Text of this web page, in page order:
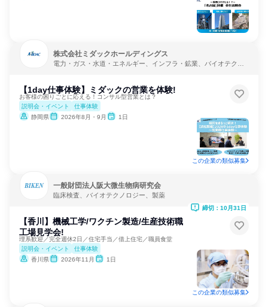
株式会社ミダックホールディングス
電力・ガス・水道・エネルギー、インフラ・鉱業、バイオテクノ
【1day仕事体験】ミダックの営業を体験!
お客様の困りごとに応える！コンサル型営業とは？
説明会・イベント
仕事体験
静岡県
2026年8月・9月 1日
この企業の類似募集
一般財団法人阪大微生物病研究会
臨床検査、バイオテクノロジー、製薬
【香川】機械工学/ワクチン製造/生産技術職
工場見学会!
理系歓迎／完全週休2日／住宅手当／借上住宅／職員食堂
説明会・イベント
仕事体験
香川県
2026年11月 1日
締切：10月31日
この企業の類似募集